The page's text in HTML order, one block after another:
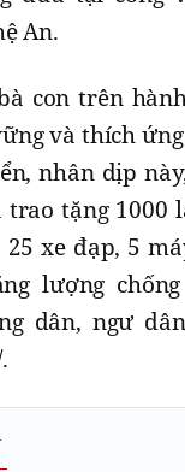
An.
con trên
và thích
nhân dịp
tặng 1000
xe đạp, 5
lượng
dân, ngư